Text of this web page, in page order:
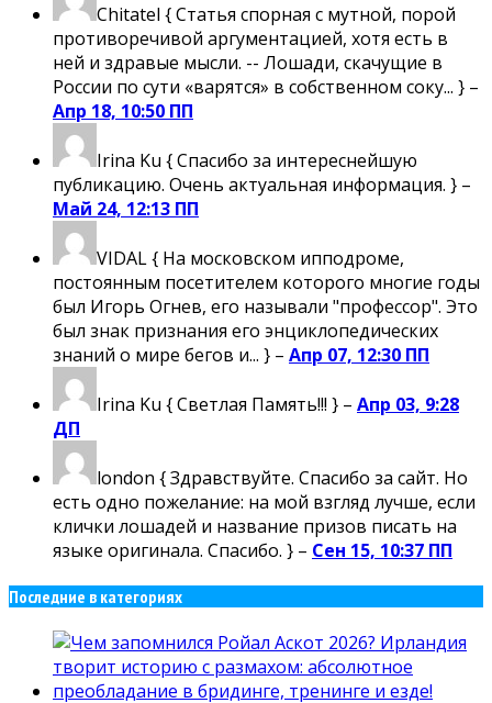
Chitatel { Статья спорная с мутной, порой
противоречивой аргументацией, хотя есть в
ней и здравые мысли. -- Лошади, скачущие в
России по сути «варятся» в собственном соку... } –
Апр 18, 10:50 ПП
Irina Ku { Спасибо за интереснейшую
публикацию. Очень актуальная информация. } –
Май 24, 12:13 ПП
VIDAL{ На московском ипподроме,
постоянным посетителем которого многие годы
был Игорь Огнев, его называли "профессор". Это
был знак признания его энциклопедических
знаний о мире бегов и... } – Апр 07, 12:30 ПП
Irina Ku { Светлая Память!!! } – Апр 03, 9:28
ДП
london { Здравствуйте. Спасибо за сайт. Но
есть одно пожелание: на мой взгляд лучше, если
клички лошадей и название призов писать на
языке оригинала. Спасибо. } – Сен 15, 10:37 ПП
Последние в категориях